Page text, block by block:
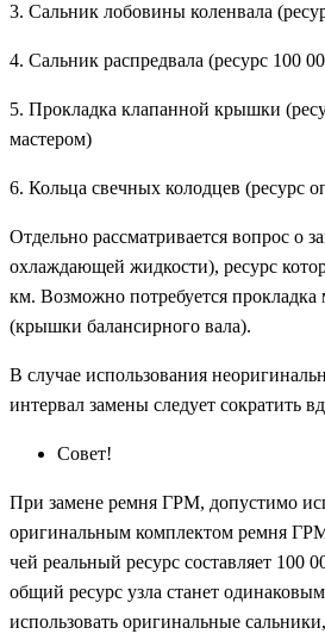
3. Сальник лобовины коленвала
4. Сальник распредвала (ресурс 100
5. Прокладка клапанной крышки
мастером)
6. Кольца свечных колодцев (ресурс
Отдельно рассматривается вопрос о
охлаждающей жидкости), ресурс
км. Возможно потребуется прокладка
(крышки балансирного вала).
В случае использования
интервал замены следует сократить
Совет!
При замене ремня ГРМ, допустимо
оригинальным комплектом ремня
чей реальный ресурс составляет 100
общий ресурс узла станет
использовать оригинальные